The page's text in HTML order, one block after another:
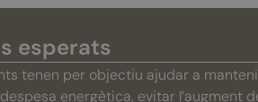
esperats
tenen per objectiu ajudar a
energètica, evitar l’augment